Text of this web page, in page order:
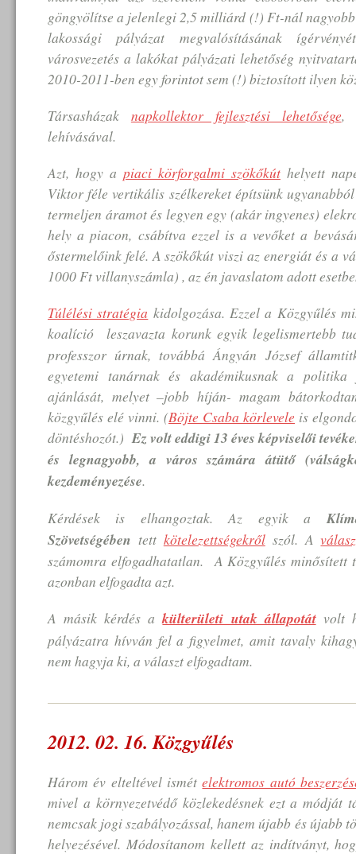
göngyölítse a jelenlegi 2,5 milliárd (!) Ft-nál
lakossági pályázat megvalósításának
városvezetés a lakókat pályázati lehetőség
2010-2011-ben egy forintot sem (!) biztosított ilyen
Társasházak napkollektor fejlesztési lehetősége,
lehívásával.
Azt, hogy a piaci körforgalmi szökőkút helyett
Viktor féle vertikális szélkereket építsünk
termeljen áramot és legyen egy (akár ingyenes)
hely a piacon, csábítva ezzel is a vevőket a
őstermelőink felé. A szökőkút viszi az energiát és a
1000 Ft villanyszámla) , az én javaslatom adott
Túlélési stratégia kidolgozása. Ezzel a Közgyűlés
koalíció
leszavazta korunk egyik legelismertebb
professzor úrnak, továbbá Ángyán József
egyetemi tanárnak és akadémikusnak a
ajánlását, melyet –jobb híján- magam
közgyűlés elé vinni. (Böjte Csaba körlevele is
döntéshozót.)Ez volt eddigi 13 éves képviselői
és legnagyobb, a város számára átütő
kezdeményezése.
Kérdések is elhangoztak. Az egyik a
Szövetségében tett kötelezettségekrőlszól. Aválasz
számomra elfogadhatatlan. A Közgyűlés minősített
azonban elfogadta azt.
A másik kérdés akülterületi utak állapotátvolt
pályázatra hívván fel a figyelmet, amit tavaly
nem hagyja ki, a választ elfogadtam.
2012. 02. 16. Közgyűlés
Három év elteltével ismételektromos autó
mivel a környezetvédő közlekedésnek ezt a módját
nemcsak jogi szabályozással, hanem újabb és újabb
helyezésével. Módosítanom kellett az indítványt,